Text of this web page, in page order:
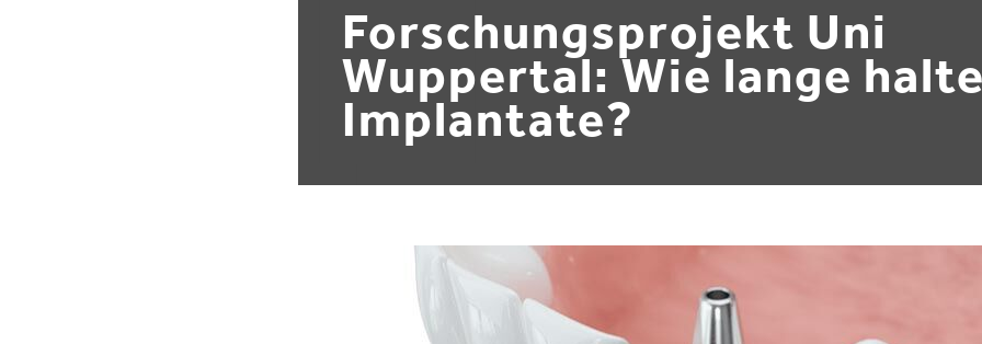
Forschungsprojekt Uni
Wuppertal: Wie lange
Implantate?